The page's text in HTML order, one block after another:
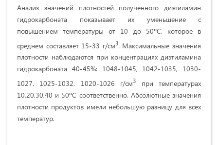
Анализ значений плотностей полученного диэтиламин
гидрокарбоната показывает их уменьшение с
повышением температуры от 10 до 50ºС, которое в
среднем составляет 15-33 г/см3. Максимальные значения
плотности наблюдаются при концентрациях диэтиламина
гидрокарбоната 40-45%: 1048-1045, 1042-1035, 1030-
1027, 1025-1032, 1020-1026 г/см3
при температурах
10,20,30,40 и 50ºС соответственно. Абсолютные значения
плотности продуктов имели небольшую разницу для всех
температур.